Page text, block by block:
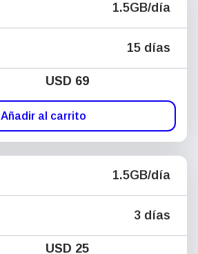
1.5GB/día
15 días
USD 69
Añadir al carrito
1.5GB/día
3 días
USD 25